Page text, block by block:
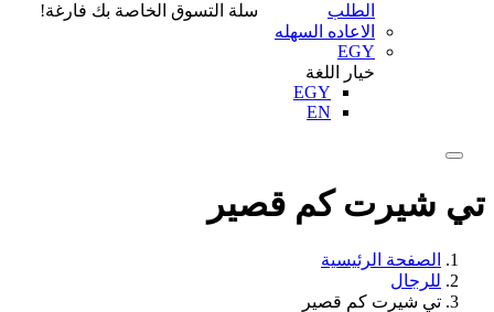
الطلب
الاعاده السهله
EGY
خيار اللغة
EGY
EN
سلة التسوق الخاصة بك فارغة!
تي شيرت كم قصير
الصفحة الرئيسية
للرجال
تي شيرت كم قصير